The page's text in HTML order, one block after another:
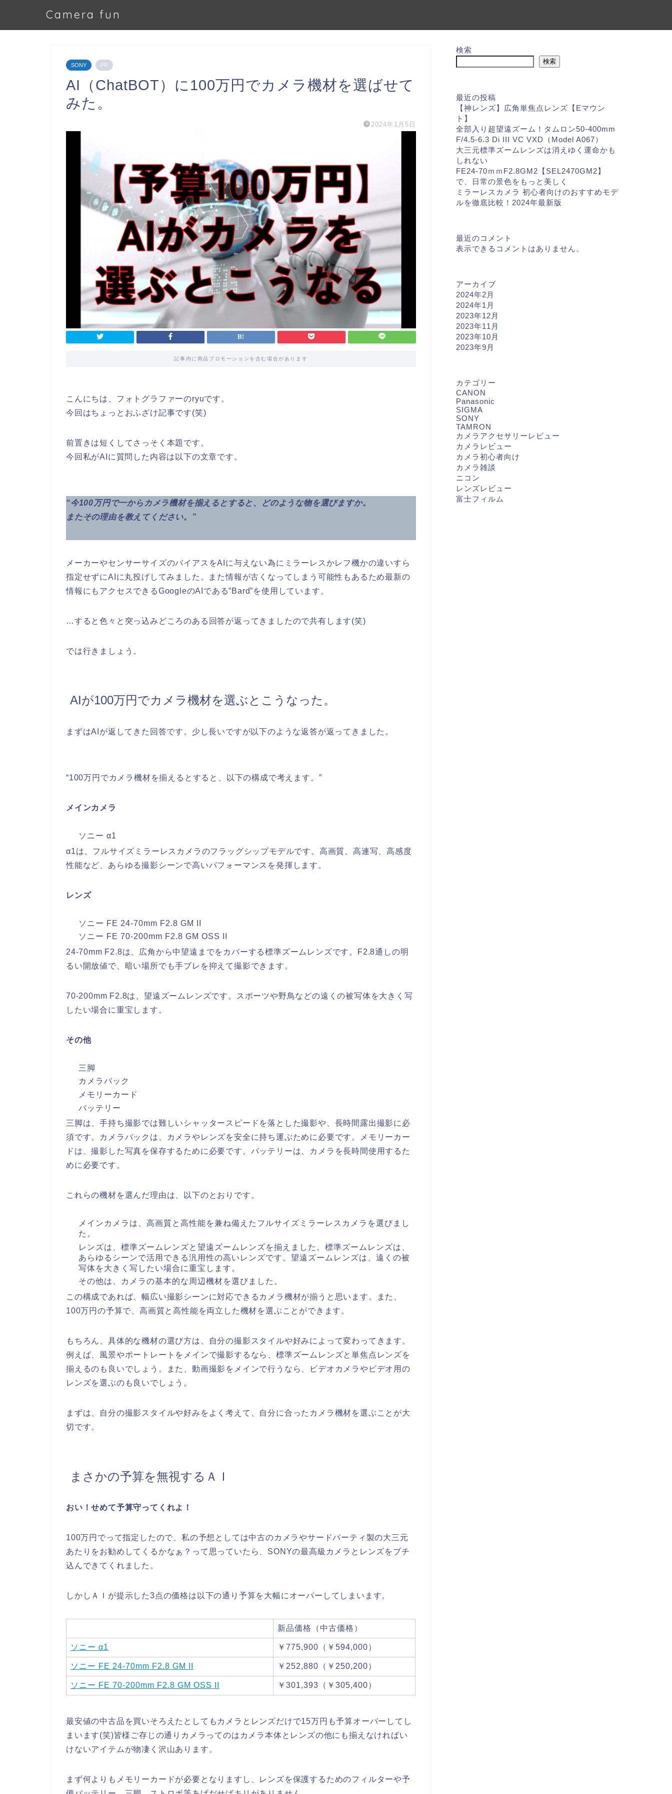
Camera fun
SONY PR
AI（ChatBOT）に100万円でカメラ機材を選ばせて
みた。
2024年1月5日
記事内に商品プロモーションを含む場合があります
こんにちは、フォトグラファーのryuです。
今回はちょっとおふざけ記事です(笑)
前置きは短くしてさっそく本題です。
今回私がAIに質問した内容は以下の文章です。
“今100万円で一からカメラ機材を揃えるとすると、どのような物を選びますか。
またその理由を教えてください。”
メーカーやセンサーサイズのバイアスをAIに与えない為にミラーレスかレフ機かの違いすら
指定せずにAIに丸投げしてみました。また情報が古くなってしまう可能性もあるため最新の
情報にもアクセスできるGoogleのAIである”Bard”を使用しています。
…すると色々と突っ込みどころのある回答が返ってきましたので共有します(笑)
では行きましょう。
AIが100万円でカメラ機材を選ぶとこうなった。
まずはAIが返してきた回答です。少し長いですが以下のような返答が返ってきました。
“100万円でカメラ機材を揃えるとすると、以下の構成で考えます。”
メインカメラ
ソニー α1
α1は、フルサイズミラーレスカメラのフラッグシップモデルです。高画質、高連写、高感度
性能など、あらゆる撮影シーンで高いパフォーマンスを発揮します。
レンズ
ソニー FE 24-70mm F2.8 GM II
ソニー FE 70-200mm F2.8 GM OSS II
24-70mm F2.8は、広角から中望遠までをカバーする標準ズームレンズです。F2.8通しの明
るい開放値で、暗い場所でも手ブレを抑えて撮影できます。
70-200mm F2.8は、望遠ズームレンズです。スポーツや野鳥などの遠くの被写体を大きく写
したい場合に重宝します。
その他
三脚
カメラバック
メモリーカード
バッテリー
三脚は、手持ち撮影では難しいシャッタースピードを落とした撮影や、長時間露出撮影に必
須です。カメラバックは、カメラやレンズを安全に持ち運ぶために必要です。メモリーカー
ドは、撮影した写真を保存するために必要です。バッテリーは、カメラを長時間使用するた
めに必要です。
これらの機材を選んだ理由は、以下のとおりです。
メインカメラは、高画質と高性能を兼ね備えたフルサイズミラーレスカメラを選びまし
た。
レンズは、標準ズームレンズと望遠ズームレンズを揃えました。標準ズームレンズは、
あらゆるシーンで活用できる汎用性の高いレンズです。望遠ズームレンズは、遠くの被
写体を大きく写したい場合に重宝します。
その他は、カメラの基本的な周辺機材を選びました。
この構成であれば、幅広い撮影シーンに対応できるカメラ機材が揃うと思います。また、
100万円の予算で、高画質と高性能を両立した機材を選ぶことができます。
もちろん、具体的な機材の選び方は、自分の撮影スタイルや好みによって変わってきます。
例えば、風景やポートレートをメインで撮影するなら、標準ズームレンズと単焦点レンズを
揃えるのも良いでしょう。また、動画撮影をメインで行うなら、ビデオカメラやビデオ用の
レンズを選ぶのも良いでしょう。
まずは、自分の撮影スタイルや好みをよく考えて、自分に合ったカメラ機材を選ぶことが大
切です。
まさかの予算を無視するＡＩ
おい！せめて予算守ってくれよ！
100万円でって指定したので、私の予想としては中古のカメラやサードパーティ製の大三元
あたりをお勧めしてくるかなぁ？って思っていたら、SONYの最高級カメラとレンズをブチ
込んできてくれました。
しかしＡＩが提示した3点の価格は以下の通り予算を大幅にオーバーしてしまいます。
新品価格（中古価格）
ソニー α1 ￥775,900（￥594,000）
ソニー FE 24-70mm F2.8 GM II ￥252,880（￥250,200）
ソニー FE 70-200mm F2.8 GM OSS II ￥301,393（￥305,400）
最安値の中古品を買いそろえたとしてもカメラとレンズだけで15万円も予算オーバーしてし
まいます(笑)皆様ご存じの通りカメラってのはカメラ本体とレンズの他にも揃えなければい
けないアイテムが物凄く沢山あります。
まず何よりもメモリーカードが必要となりますし、レンズを保護するためのフィルターや予
検索
検索
最近の投稿
【神レンズ】広角単焦点レンズ【Eマウン
ト】
全部入り超望遠ズーム！タムロン50-400mm
F/4.5-6.3 Di III VC VXD（Model A067）
大三元標準ズームレンズは消えゆく運命かも
しれない
FE24-70ｍｍF2.8GM2【SEL2470GM2】
で、日常の景色をもっと美しく
ミラーレスカメラ 初心者向けのおすすめモデ
ルを徹底比較！2024年最新版
最近のコメント
表示できるコメントはありません。
アーカイブ
2024年2月
2024年1月
2023年12月
2023年11月
2023年10月
2023年9月
カテゴリー
CANON
Panasonic
SIGMA
SONY
TAMRON
カメラアクセサリーレビュー
カメラレビュー
カメラ初心者向け
カメラ雑談
ニコン
レンズレビュー
富士フィルム